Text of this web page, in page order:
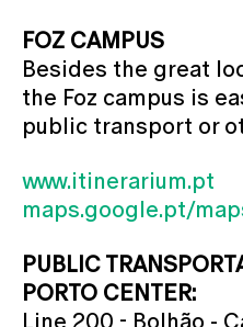
FOZ CAMPUS
Besides the great
the Foz campus is
public transport or
www.itinerarium.pt
maps.google.pt/
PUBLIC
PORTO CENTER:
Line 200 - Bolhão -